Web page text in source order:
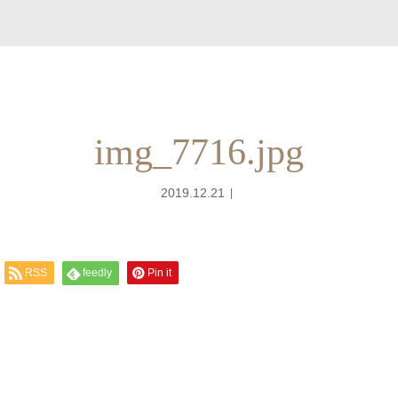
img_7716.jpg
2019.12.21
RSS feedly Pin it